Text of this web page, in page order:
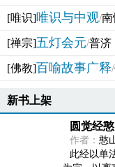
[唯识]唯识与中观/南
[禅宗]五灯会元/普济
[佛教]百喻故事广释/
新书上架
圆觉经
作者： 憨
此经以单